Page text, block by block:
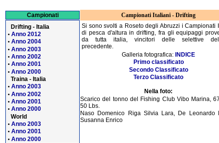
Campionati
Drifting - Italia
• Anno 2012
• Anno 2004
• Anno 2003
• Anno 2002
• Anno 2001
• Anno 2000
Traina - Italia
• Anno 2003
• Anno 2002
• Anno 2001
• Anno 2000
World
• Anno 2003
• Anno 2001
• Anno 2000
Campionati Italiani - Drifting
Si sono svolti a Roseto degli Abruzzi i Campionati
di pesca d'altura in drifting, fra gli equipaggi
da tutta italia, vincitori delle selettive
precedente.
Galleria fotografica: INDICE
Primo classificato
Secondo Classificato
Terzo Classificato
Nella foto:
Scarico del tonno del Fishing Club Vibo Marina,
50 Lbs.
Naso Domenico Riga Silvia Lara, De Leonardo
Susanna Enrico